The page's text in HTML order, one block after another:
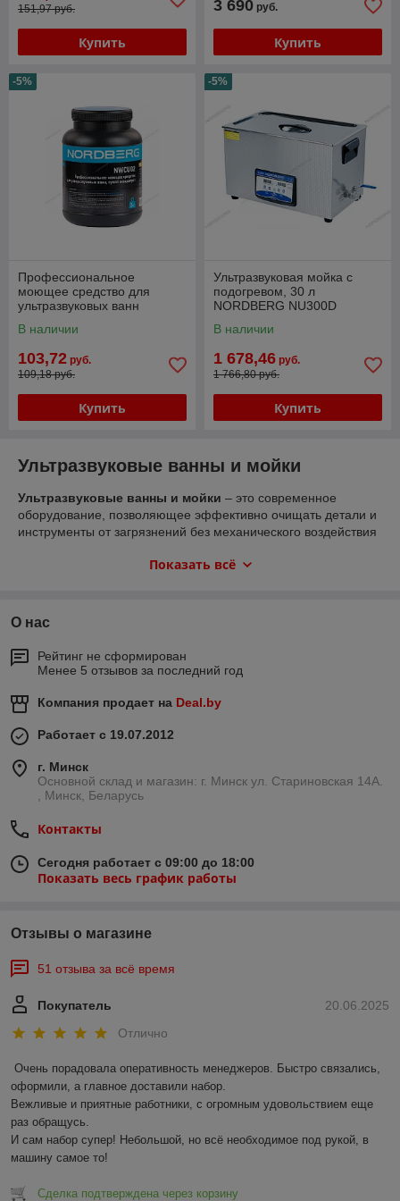
151,97 руб.
Купить
3 690 руб.
Купить
-5%
Профессиональное
моющее средство для
ультразвуковых ванн
В наличии
103,72 руб.
109,18 руб.
Купить
-5%
Ультразвуковая мойка с
подогревом, 30 л
NORDBERG NU300D
В наличии
1 678,46 руб.
1 766,80 руб.
Купить
Ультразвуковые ванны и мойки
Ультразвуковые ванны и мойки – это современное
оборудование, позволяющее эффективно очищать детали и
инструменты от загрязнений без механического воздействия
ультразвуковых волн, которые создают кавитацию в
остатки смазки и другие загрязнения.
Преимущества ультразвуковых ванн и моек
отверстий и резьбовых соединений.
Безопасность– бережное воздействие, которое не
Универсальность
– подходит для металлических,
пластиковых и стеклянных изделий.
средств и снижает трудозатраты персонала.
Скорость– очистка происходит значительно
быстрее, чем при ручной обработке.
мойки?
форсунок, деталей двигателя, инструментов.
инструментов перед дальнейшей обработкой.
Промышленность– очистка комплектующих,
Ювелирное дело– уход за украшениями и
изделиями сложной формы.
Как выбрать ультразвуковую ванну или мойку?
При подборе оборудования важно учитывать:
Объем рабочей емкости– зависит от размеров
Показать всё
О нас
Рейтинг не сформирован
Менее 5 отзывов за последний год
Компания продает на Deal.by
Работает с 19.07.2012
г. Минск
Основной склад и магазин: г. Минск ул. Стариновская 14А.
, Минск, Беларусь
Контакты
Сегодня работает с 09:00 до 18:00
Показать весь график работы
Отзывы о магазине
51 отзыва за всё время
20.06.2025
Покупатель
Отлично
Очень порадовала оперативность менеджеров. Быстро связались,
оформили, а главное доставили набор.
Вежливые и приятные работники, с огромным удовольствием еще
раз обращусь.
И сам набор супер! Небольшой, но всё необходимое под рукой, в
машину самое то!
Сделка подтверждена через корзину